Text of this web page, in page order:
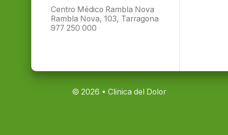
Centro Médico Rambla Nova
Rambla Nova, 103, Tarragona
977 250 000
© 2026 • Clinica del Dolor